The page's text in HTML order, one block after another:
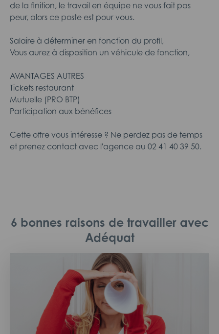
de la finition, le travail en équipe ne vous fait pas
peur, alors ce poste est pour vous.
Salaire à déterminer en fonction du profil,
Vous aurez à disposition un véhicule de fonction,
AVANTAGES AUTRES
Tickets restaurant
Mutuelle (PRO BTP)
Participation aux bénéfices
Cette offre vous intéresse ? Ne perdez pas de temps
et prenez contact avec l'agence au 02 41 40 39 50.
6 bonnes raisons de travailler avec
Adéquat